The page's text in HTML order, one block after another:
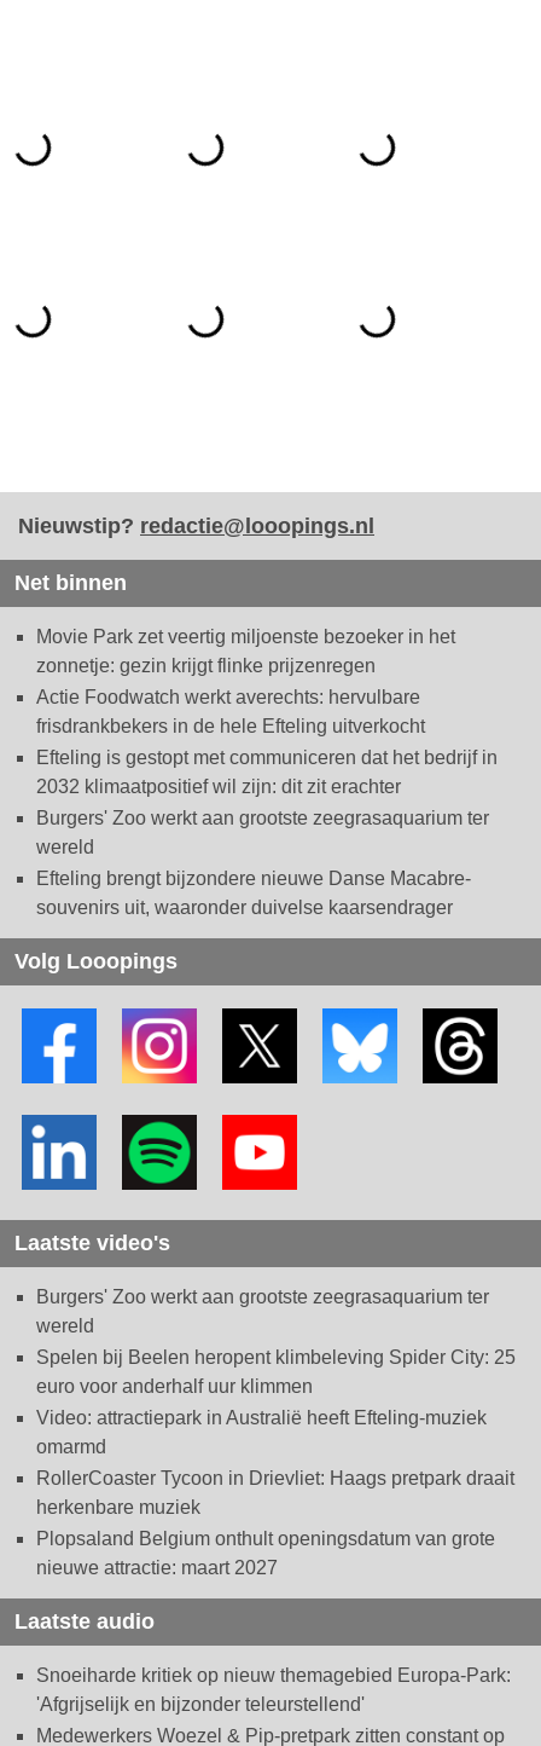
Nieuwstip? redactie@looopings.nl
Net binnen
Movie Park zet veertig miljoenste bezoeker in het
zonnetje: gezin krijgt flinke prijzenregen
Actie Foodwatch werkt averechts: hervulbare
frisdrankbekers in de hele Efteling uitverkocht
Efteling is gestopt met communiceren dat het bedrijf in
2032 klimaatpositief wil zijn: dit zit erachter
Burgers' Zoo werkt aan grootste zeegrasaquarium ter
wereld
Efteling brengt bijzondere nieuwe Danse Macabre-
souvenirs uit, waaronder duivelse kaarsendrager
Volg Looopings
Laatste video's
Burgers' Zoo werkt aan grootste zeegrasaquarium ter
wereld
Spelen bij Beelen heropent klimbeleving Spider City: 25
euro voor anderhalf uur klimmen
Video: attractiepark in Australië heeft Efteling-muziek
omarmd
RollerCoaster Tycoon in Drievliet: Haags pretpark draait
herkenbare muziek
Plopsaland Belgium onthult openingsdatum van grote
nieuwe attractie: maart 2027
Laatste audio
Snoeiharde kritiek op nieuw themagebied Europa-Park:
'Afgrijselijk en bijzonder teleurstellend'
Medewerkers Woezel & Pip-pretpark zitten constant op